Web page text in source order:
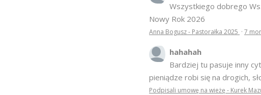
Wszystkiego dobrego
Nowy Rok 2026
Anna Bogusz - Pastorałka 2025 · 7
hahahah
Bardziej tu pasuje inny
pieniądze robi się na drogich,
Podpisali umowę na wieżę - Kurek